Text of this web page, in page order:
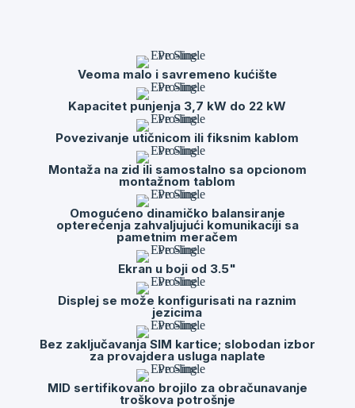
Veoma malo i savremeno kućište
Kapacitet punjenja 3,7 kW do 22 kW
Povezivanje utičnicom ili fiksnim kablom
Montaža na zid ili samostalno sa opcionom
montažnom tablom
Omogućeno dinamičko balansiranje
opterećenja zahvaljujući komunikaciji sa
pametnim meračem
Ekran u boji od 3.5"
Displej se može konfigurisati na raznim
jezicima
Bez zaključavanja SIM kartice; slobodan izbor
za provajdera usluga naplate
MID sertifikovano brojilo za obračunavanje
troškova potrošnje